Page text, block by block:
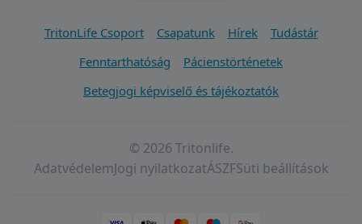
TritonLife Csoport Csapatunk Hírek
Tudástár
Fenntarthatóság
Pácienstörténetek
Betegjogi képviselő és tájékoztatók
© 2026 Tritonlife.
AdatvédelemJogi nyilatkozatÁSZFSüti beállítások